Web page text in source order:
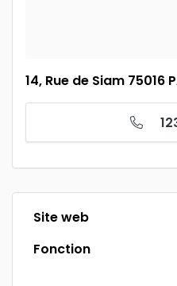
14, Rue de Siam 75016
Site web
Fonction